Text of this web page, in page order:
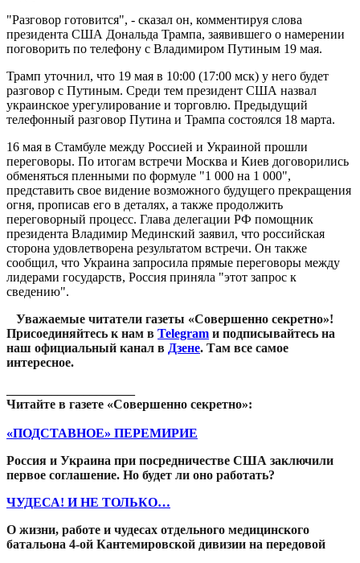
"Разговор готовится", - сказал он, комментируя слова
президента США Дональда Трампа, заявившего о намерении
поговорить по телефону с Владимиром Путиным 19 мая.
Трамп уточнил, что 19 мая в 10:00 (17:00 мск) у него будет
разговор с Путиным. Среди тем президент США назвал
украинское урегулирование и торговлю. Предыдущий
телефонный разговор Путина и Трампа состоялся 18 марта.
16 мая в Стамбуле между Россией и Украиной прошли
переговоры. По итогам встречи Москва и Киев договорились
обменяться пленными по формуле "1 000 на 1 000",
представить свое видение возможного будущего прекращения
огня, прописав его в деталях, а также продолжить
переговорный процесс. Глава делегации РФ помощник
президента Владимир Мединский заявил, что российская
сторона удовлетворена результатом встречи. Он также
сообщил, что Украина запросила прямые переговоры между
лидерами государств, Россия приняла "этот запрос к
сведению".
Уважаемые читатели газеты «Совершенно секретно»!
Присоединяйтесь к нам в Telegram и подписывайтесь на
наш официальный канал в Дзене. Там все самое
интересное.
Читайте в газете «Совершенно секретно»:
«ПОДСТАВНОЕ» ПЕРЕМИРИЕ
Россия и Украина при посредничестве США заключили
первое соглашение. Но будет ли оно работать?
ЧУДЕСА! И НЕ ТОЛЬКО…
О жизни, работе и чудесах отдельного медицинского
батальона 4-ой Кантемировской дивизии на передовой